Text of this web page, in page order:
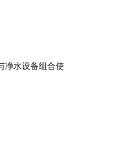
净水设备组合使